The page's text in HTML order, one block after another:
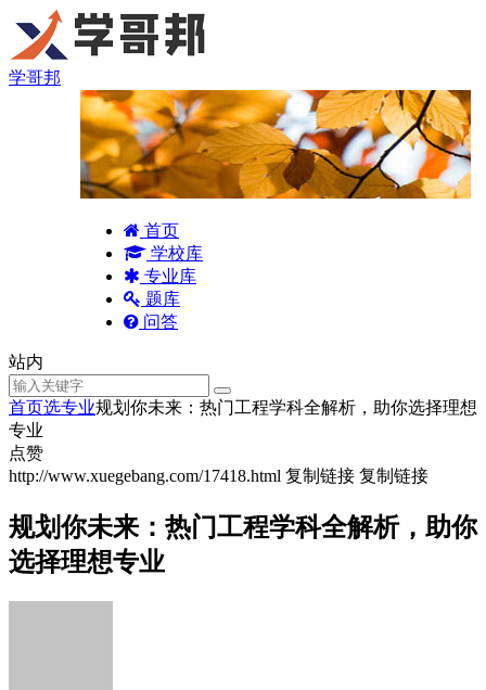
学哥邦
首页
学校库
专业库
题库
问答
站内
首页选专业规划你未来：热门工程学科全解析，助你选择理想
专业
点赞
http://www.xuegebang.com/17418.html 复制链接 复制链接
规划你未来：热门工程学科全解析，助你
选择理想专业